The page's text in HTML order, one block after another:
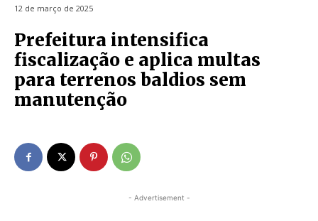
12 de março de 2025
Prefeitura intensifica
fiscalização e aplica multas
para terrenos baldios sem
manutenção
- Advertisement -